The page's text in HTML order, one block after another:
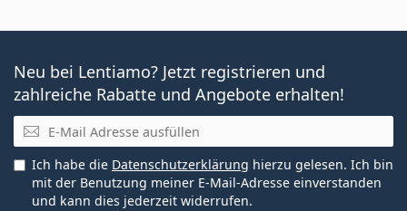
Neu bei Lentiamo? Jetzt registrieren und
zahlreiche Rabatte und Angebote erhalten!
E-Mail
Ich habe die Datenschutzerklärung hierzu gelesen. Ich bin
mit der Benutzung meiner E-Mail-Adresse einverstanden
und kann dies jederzeit widerrufen.